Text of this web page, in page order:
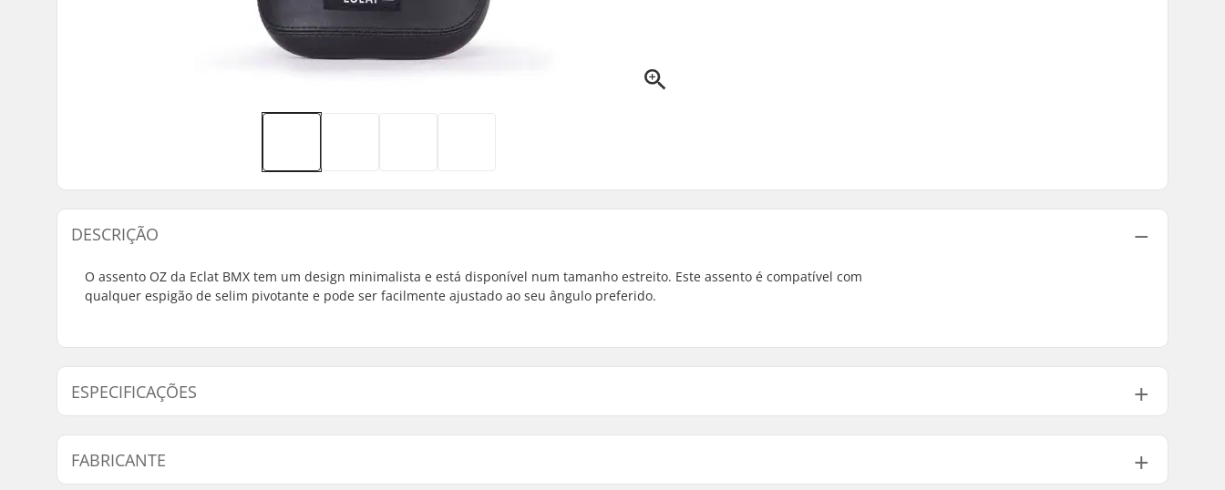
DESCRIÇÃO
O assento OZ da Eclat BMX tem um design minimalista e está disponível num tamanho estreito. Este assento é compatível com
qualquer espigão de selim pivotante e pode ser facilmente ajustado ao seu ângulo preferido.
ESPECIFICAÇÕES
Cobertura superior:
Pele sintética
Selins:
Estofamento do selim:
Slim
FABRICANTE